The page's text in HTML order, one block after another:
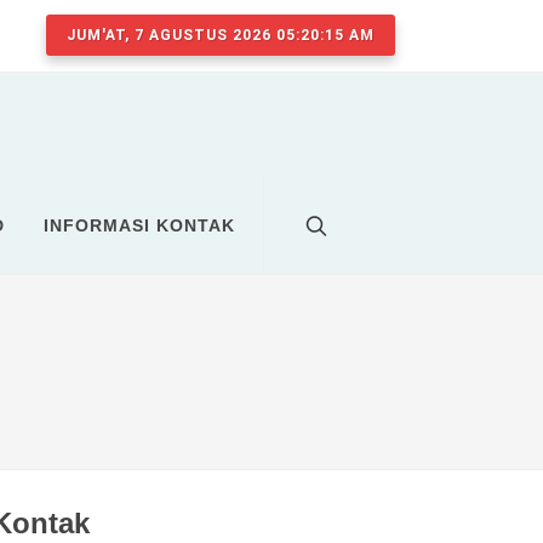
JUM'AT, 7 AGUSTUS 2026 05:20:15 AM
INFORMASI KONTAK